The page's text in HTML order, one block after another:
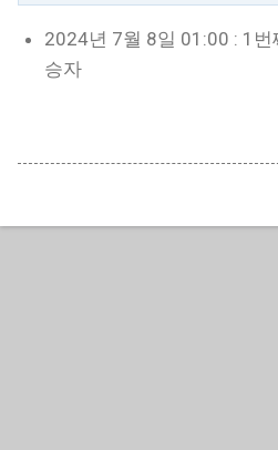
2024년 7월 8일 01:00 : 1
승자